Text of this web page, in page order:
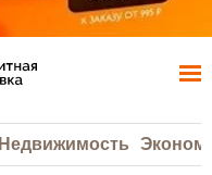
Недвижимость